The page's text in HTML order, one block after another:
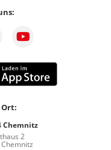
Chemnitz
2